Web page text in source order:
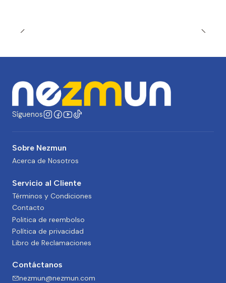
Síguenos
Sobre Nezmun
Acerca de Nosotros
Servicio al Cliente
Términos y Condiciones
Contacto
Politica de reembolso
Política de privacidad
Libro de Reclamaciones
Contáctanos
nezmun@nezmun.com